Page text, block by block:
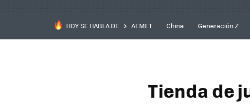
HOY SE HABLA DE AEMET China Generación Z
Tienda de